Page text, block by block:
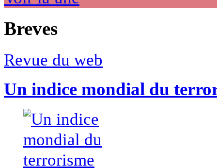
Breves
Revue du web
Un indice mondial du